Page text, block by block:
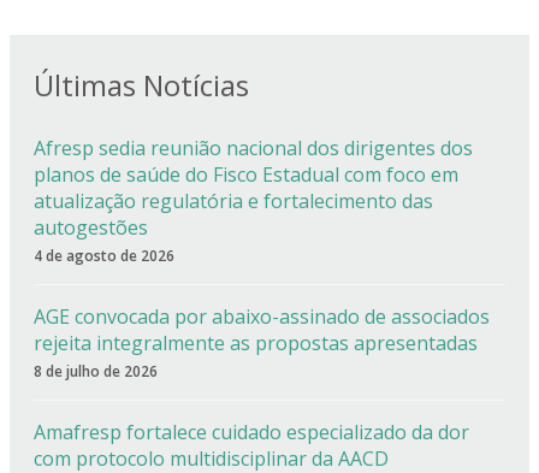
Últimas Notícias
Afresp sedia reunião nacional dos dirigentes dos
planos de saúde do Fisco Estadual com foco em
atualização regulatória e fortalecimento das
autogestões
4 de agosto de 2026
AGE convocada por abaixo-assinado de associados
rejeita integralmente as propostas apresentadas
8 de julho de 2026
Amafresp fortalece cuidado especializado da dor
com protocolo multidisciplinar da AACD